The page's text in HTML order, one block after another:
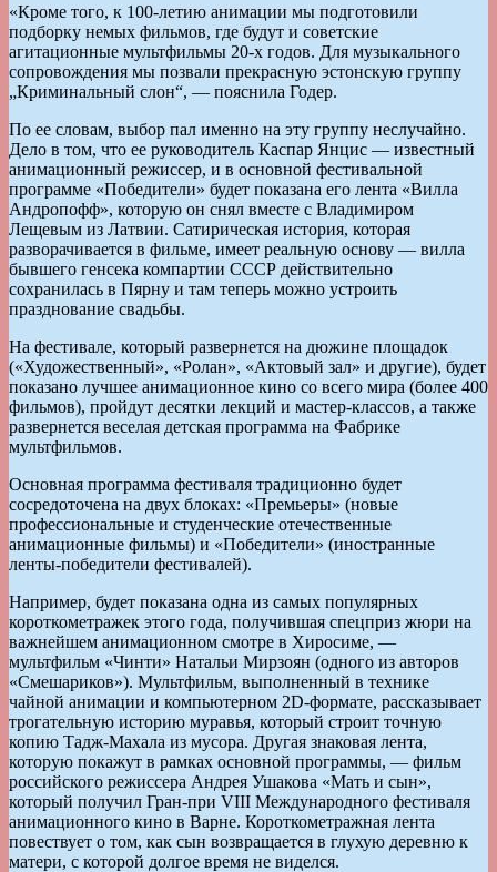
«Кроме того, к 100-летию анимации мы подготовили
подборку немых фильмов, где будут и советские
агитационные мультфильмы 20-х годов. Для музыкального
сопровождения мы позвали прекрасную эстонскую группу
„Криминальный слон“, — пояснила Годер.
По ее словам, выбор пал именно на эту группу неслучайно.
Дело в том, что ее руководитель Каспар Янцис — известный
анимационный режиссер, и в основной фестивальной
программе «Победители» будет показана его лента «Вилла
Андропофф», которую он снял вместе с Владимиром
Лещевым из Латвии. Сатирическая история, которая
разворачивается в фильме, имеет реальную основу — вилла
бывшего генсека компартии СССР действительно
сохранилась в Пярну и там теперь можно устроить
празднование свадьбы.
На фестивале, который развернется на дюжине площадок
(«Художественный», «Ролан», «Актовый зал» и другие), будет
показано лучшее анимационное кино со всего мира (более 400
фильмов), пройдут десятки лекций и мастер-классов, а также
развернется веселая детская программа на Фабрике
мультфильмов.
Основная программа фестиваля традиционно будет
сосредоточена на двух блоках: «Премьеры» (новые
профессиональные и студенческие отечественные
анимационные фильмы) и «Победители» (иностранные
ленты-победители фестивалей).
Например, будет показана одна из самых популярных
короткометражек этого года, получившая спецприз жюри на
важнейшем анимационном смотре в Хиросиме, —
мультфильм «Чинти» Натальи Мирзоян (одного из авторов
«Смешариков»). Мультфильм, выполненный в технике
чайной анимации и компьютерном 2D-формате, рассказывает
трогательную историю муравья, который строит точную
копию Тадж-Махала из мусора. Другая знаковая лента,
которую покажут в рамках основной программы, — фильм
российского режиссера Андрея Ушакова «Мать и сын»,
который получил Гран-при VIII Международного фестиваля
анимационного кино в Варне. Короткометражная лента
повествует о том, как сын возвращается в глухую деревню к
матери, с которой долгое время не виделся.